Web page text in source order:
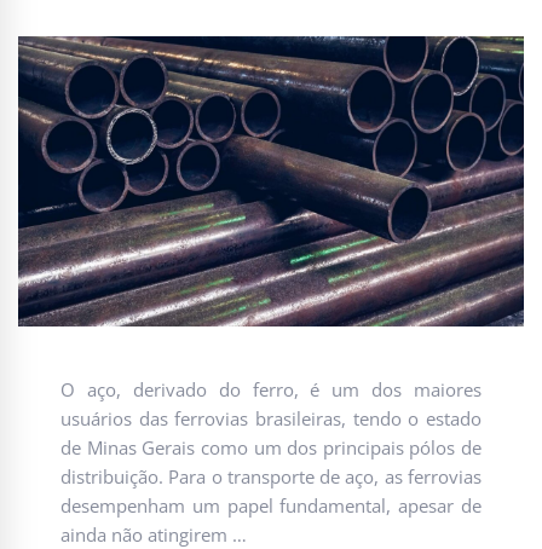
O aço, derivado do ferro, é um dos maiores
usuários das ferrovias brasileiras, tendo o estado
de Minas Gerais como um dos principais pólos de
distribuição. Para o transporte de aço, as ferrovias
desempenham um papel fundamental, apesar de
ainda não atingirem …